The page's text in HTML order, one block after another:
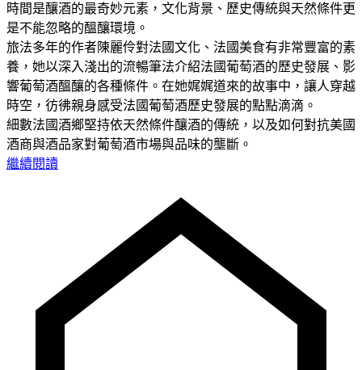
時間是釀酒的最奇妙元素，文化背景、歷史傳統與天然條件更
是不能忽略的醞釀環境。
旅法多年的作者陳麗伶對法國文化、法國美食有非常豐富的素
養，她以深入淺出的流暢筆法介紹法國葡萄酒的歷史發展、影
響葡萄酒醞釀的各種條件。在她娓娓道來的故事中，讓人穿越
時空，彷彿親身感受法國葡萄酒歷史發展的點點滴滴。
細數法國酒鄉堅持依天然條件釀酒的傳統，以及如何對抗美國
酒商與酒品家對葡萄酒市場與品味的壟斷。
繼續閱讀